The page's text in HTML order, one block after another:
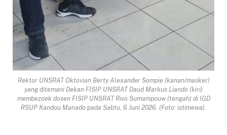
Rektor UNSRAT Oktovian Berty Alexander Sompie (kanan/masker)
yang ditemani Dekan FISIP UNSRAT Daud Markus Liando (kiri)
membezoek dosen FISIP UNSRAT Rivo Sumampouw (tengah) di IGD
RSUP Kandou Manado pada Sabtu, 6 Juni 2026. (Foto: istimewa).